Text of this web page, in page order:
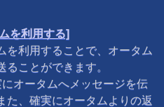
を利用する]
を利用することで、オータム
ことができます。
オータムへメッセージを伝
た、確実にオータムよりの返